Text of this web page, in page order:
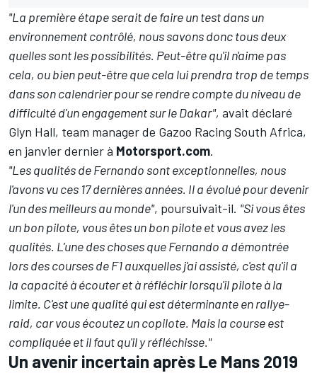
"La première étape serait de faire un test dans un
environnement contrôlé, nous savons donc tous deux
quelles sont les possibilités. Peut-être qu'il n'aime pas
cela, ou bien peut-être que cela lui prendra trop de temps
dans son calendrier pour se rendre compte du niveau de
difficulté d'un engagement sur le Dakar", avait déclaré
Glyn Hall, team manager de Gazoo Racing South Africa,
en janvier dernier à Motorsport.com.
"Les qualités de Fernando sont exceptionnelles, nous
l'avons vu ces 17 dernières années. Il a évolué pour devenir
l'un des meilleurs au monde", poursuivait-il. "Si vous êtes
un bon pilote, vous êtes un bon pilote et vous avez les
qualités. L'une des choses que Fernando a démontrée
lors des courses de F1 auxquelles j'ai assisté, c'est qu'il a
la capacité à écouter et à réfléchir lorsqu'il pilote à la
limite. C'est une qualité qui est déterminante en rallye-
raid, car vous écoutez un copilote. Mais la course est
compliquée et il faut qu'il y réfléchisse."
Un avenir incertain après Le Mans 2019